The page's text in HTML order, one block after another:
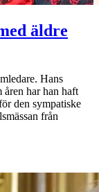
äldre
Hans
åren har han haft
den sympatiske
från